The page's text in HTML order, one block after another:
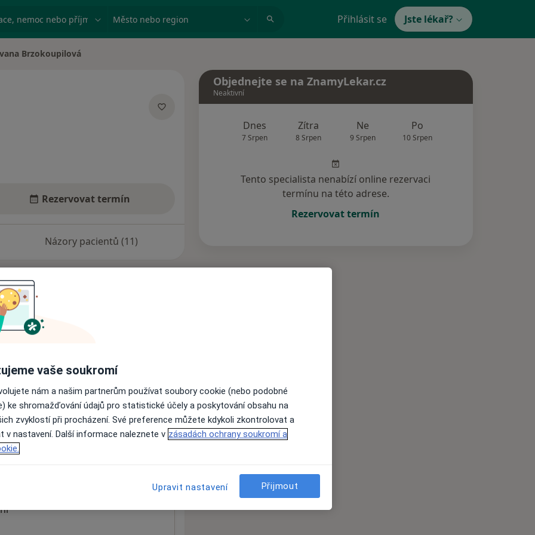
nemoc nebo příjmení Město nebo region Přihlásit se Jste lékař?
městaBrzokoupilová
Rezervovat termín
Názory pacientů (11)
nejsou k dispozici
informace o svých službách.
Objednejte se na ZnamyLekar.cz
Neaktivní
Dnes
7 Srpen
Zítra
8 Srpen
Ne
9 Srpen
Po
10 Srpen
Tento specialista nenabízí online rezervaci
termínu na této adrese.
Rezervovat termín
vaše soukromí
nám a našim partnerům používat soubory cookie (nebo podobné
ke shromažďování údajů pro statistické účely a poskytování obsahu na
zvyklostí při procházení. Své preference můžete kdykoli zkontrolovat a
v nastavení. Další informace naleznete v zásadách ochrany soukromí a
Upravit nastavení Přijmout